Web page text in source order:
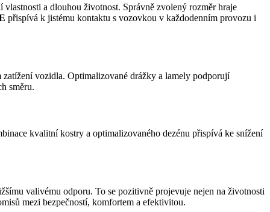
a dlouhou životnost. Správně zvolený rozměr hraje
přispívá k jistému kontaktu s vozovkou v každodenním provozu i
vozidla. Optimalizované drážky a lamely podporují
směru.
kvalitní kostry a optimalizovaného dezénu přispívá ke snížení
valivému odporu. To se pozitivně projevuje nejen na životnosti
mezi bezpečností, komfortem a efektivitou.